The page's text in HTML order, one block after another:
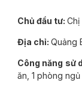
Chủ đầu tư: Chị
Địa chỉ: Quảng
Công năng sử
ăn, 1 phòng